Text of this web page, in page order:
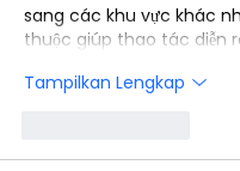
sang các khu vực khác
thuộc giúp thao tác diễn
Tampilkan Lengkap